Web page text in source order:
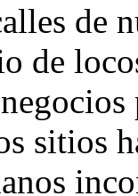
de
de
sitios